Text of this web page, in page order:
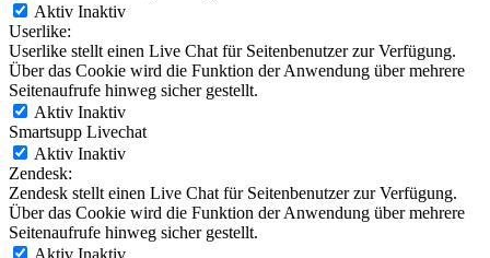
Aktiv Inaktiv
Userlike:
Userlike stellt einen Live Chat für Seitenbenutzer zur Verfügung.
Über das Cookie wird die Funktion der Anwendung über mehrere
Seitenaufrufe hinweg sicher gestellt.
Aktiv Inaktiv
Smartsupp Livechat
Aktiv Inaktiv
Zendesk:
Zendesk stellt einen Live Chat für Seitenbenutzer zur Verfügung.
Über das Cookie wird die Funktion der Anwendung über mehrere
Seitenaufrufe hinweg sicher gestellt.
Aktiv Inaktiv